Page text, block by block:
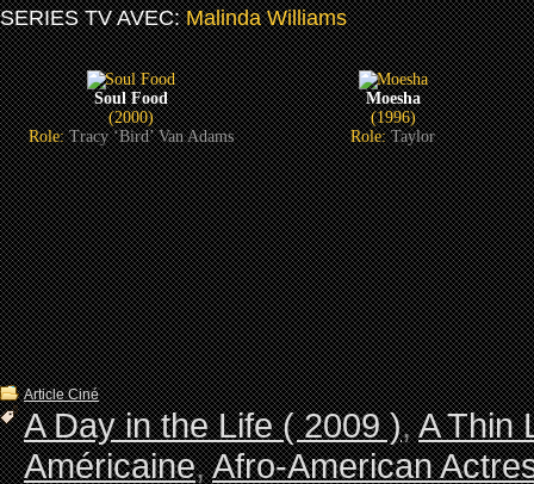
SERIES TV AVEC:Malinda Williams
Soul Food
(2000)
Role:Tracy ‘Bird’ Van Adams
Moesha
(1996)
Role:Taylor
Article Ciné
A Day in the Life ( 2009 ),A Thin
Américaine,Afro-American